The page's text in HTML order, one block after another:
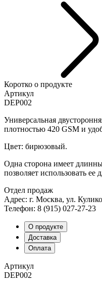
Коротко о продукте
Артикул
DEP002
Универсальная
плотностью 420 GSM и
Цвет: бирюзовый.
Одна сторона имеет
позволяет использовать ее
Отдел продаж
Адрес: г. Москва, ул.
Телефон: 8 (915) 027-27-23
О продукте
Доставка
Оплата
Артикул
DEP002